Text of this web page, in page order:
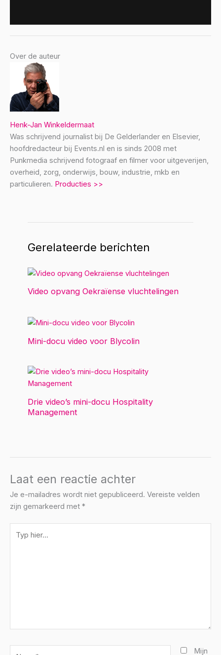
Over de auteur
Henk-Jan Winkeldermaat
Was schrijvend journalist bij De Gelderlander en Elsevier,
hoofdredacteur bij Events.nl en is sinds 2008 met
Punkmedia schrijvend fotograaf en filmer voor uitgeverijen,
overheid, zorg, onderwijs, bouw, industrie, mkb en
particulieren. Producties >>
Gerelateerde berichten
Video opvang Oekraïense vluchtelingen
Mini-docu video voor Blycolin
Drie video’s mini-docu Hospitality
Management
Laat een reactie achter
Je e-mailadres wordt niet gepubliceerd. Vereiste velden
zijn gemarkeerd met *
hier...
Mijn